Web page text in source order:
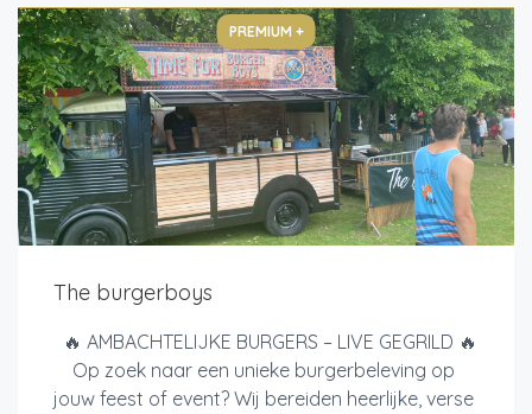
PREMIUM +
The burgerboys
🔥 AMBACHTELIJKE BURGERS – LIVE GEGRILD 🔥
Op zoek naar een unieke burgerbeleving op
jouw feest of event? Wij bereiden heerlijke, verse